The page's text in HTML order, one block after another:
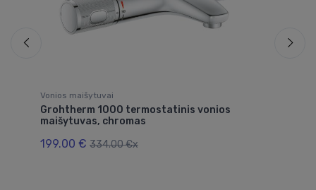
Vonios maišytuvai
Grohtherm 1000 termostatinis vonios
maišytuvas, chromas
199.00 € 334.00 €x